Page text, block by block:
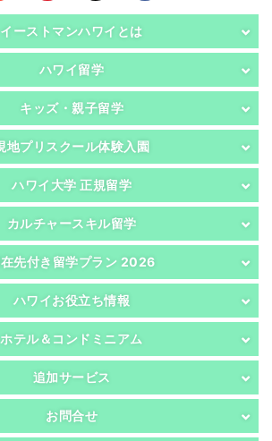
イーストマンハワイとは
ハワイ留学
キッズ・親子留学
地プリスクール体験入園
ハワイ大学 正規留学
カルチャースキル留学
先付き留学プラン 2026
ハワイお役立ち情報
ホテル＆コンドミニアム
追加サービス
お問合せ